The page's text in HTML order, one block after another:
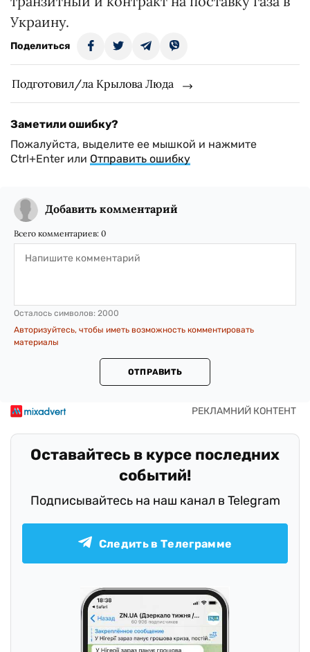
Украину.
Поделиться
Подготовил/ла Крылова Люда
Заметили ошибку?
Пожалуйста, выделите ее мышкой и нажмите
Ctrl+Enter или Отправить ошибку
Добавить комментарий
Всего комментариев: 0
Осталось символов: 2000
Авторизуйтесь, чтобы иметь возможность комментировать
материалы
ОТПРАВИТЬ
Оставайтесь в курсе последних
событий!
Подписывайтесь на наш канал в Telegram
Следить в Телеграмме